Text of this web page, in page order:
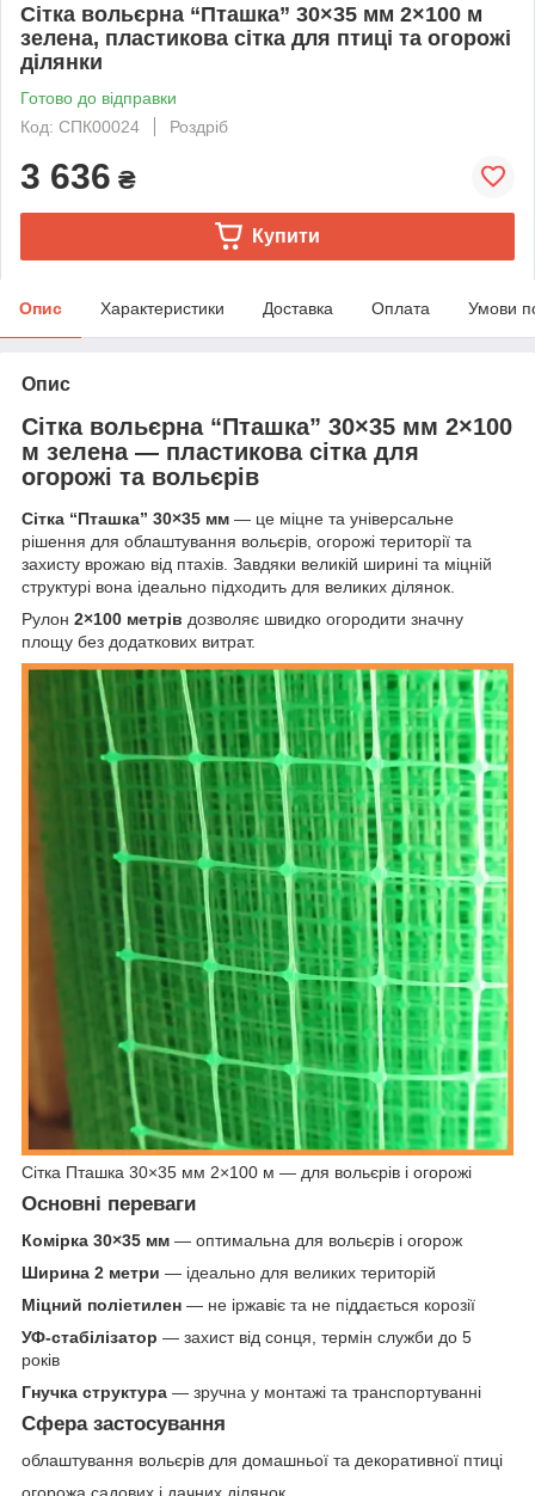
Сітка вольєрна “Пташка” 30×35 мм 2×100 м
зелена, пластикова сітка для птиці та огорожі
ділянки
Готово до відправки
Код: СПК00024
Роздріб
3 636 ₴
Купити
Опис Характеристики Доставка Оплата Умови
Опис
Сітка вольєрна “Пташка” 30×35 мм 2×100
м зелена — пластикова сітка для
огорожі та вольєрів
Сітка “Пташка” 30×35 мм — це міцне та універсальне
рішення для облаштування вольєрів, огорожі території та
захисту врожаю від птахів. Завдяки великій ширині та міцній
структурі вона ідеально підходить для великих ділянок.
Рулон 2×100 метрів дозволяє швидко огородити значну
площу без додаткових витрат.
Сітка Пташка 30×35 мм 2×100 м — для вольєрів і огорожі
Основні переваги
Комірка 30×35 мм — оптимальна для вольєрів і огорож
Ширина 2 метри — ідеально для великих територій
Міцний поліетилен — не іржавіє та не піддається корозії
УФ-стабілізатор — захист від сонця, термін служби до 5
років
Гнучка структура — зручна у монтажі та транспортуванні
Сфера застосування
облаштування вольєрів для домашньої та декоративної птиці